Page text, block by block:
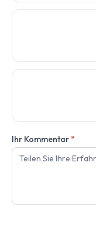
Ihr Kommentar*